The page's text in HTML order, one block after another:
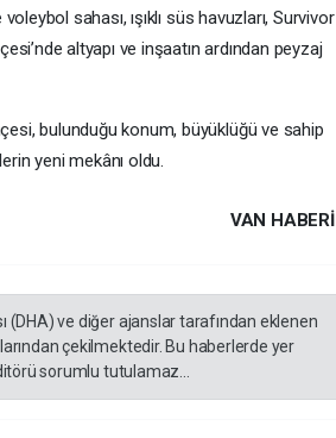
sahası, ışıklı süs havuzları, Survivor
altyapı ve inşaatın ardından peyzaj
bulunduğu konum, büyüklüğü ve sahip
yeni mekânı oldu.
VAN HABERİ
(DHA) ve diğer ajanslar tarafından eklenen
çekilmektedir. Bu haberlerde yer
sorumlu tutulamaz...